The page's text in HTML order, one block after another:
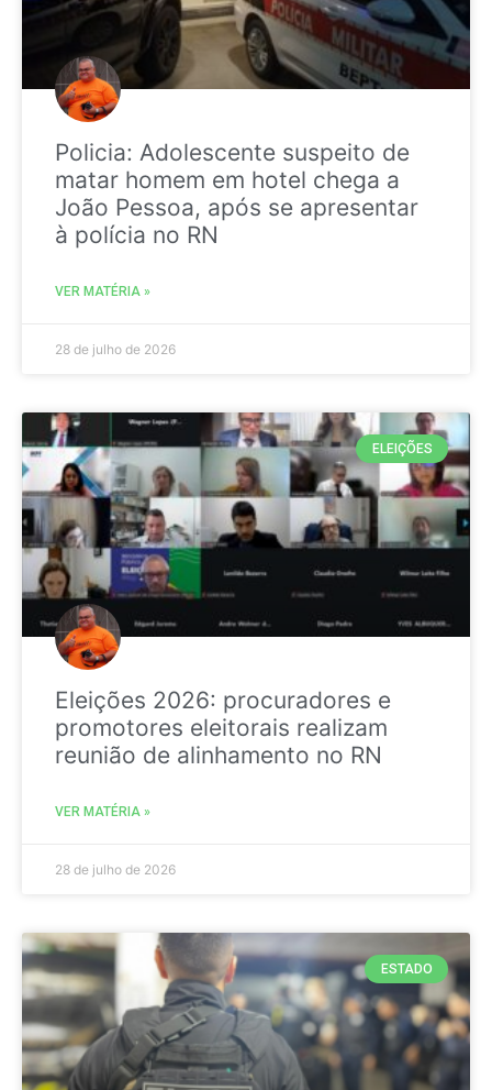
Policia: Adolescente suspeito de
matar homem em hotel chega a
João Pessoa, após se apresentar
à polícia no RN
VER MATÉRIA »
28 de julho de 2026
ELEIÇÕES
Eleições 2026: procuradores e
promotores eleitorais realizam
reunião de alinhamento no RN
VER MATÉRIA »
28 de julho de 2026
ESTADO